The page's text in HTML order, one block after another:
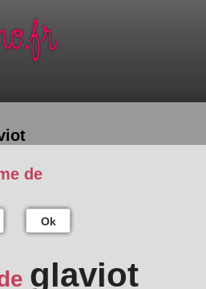
de
Ok
glaviot